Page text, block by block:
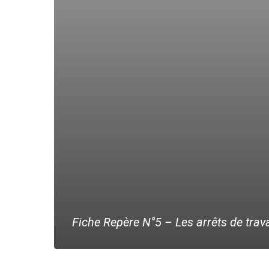
Fiche Repère N°5 – Les arrêts de